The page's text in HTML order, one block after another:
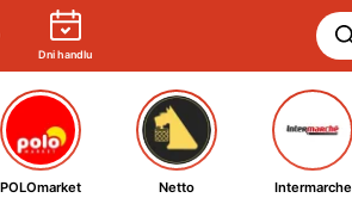
Dni handlu
POLOmarket Netto Intermarche